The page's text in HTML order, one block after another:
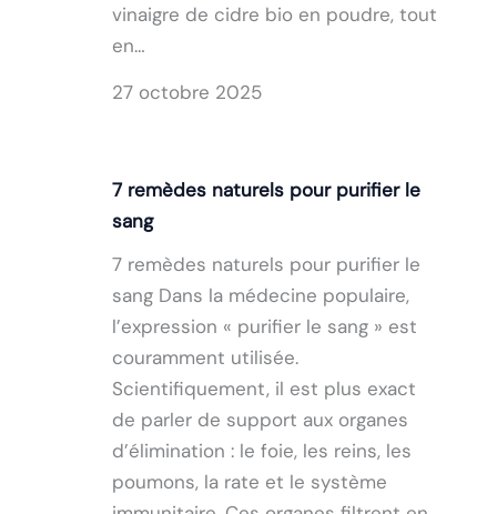
vinaigre de cidre bio en poudre, tout
en…
27 octobre 2025
7 remèdes naturels pour purifier le
sang
7 remèdes naturels pour purifier le
sang Dans la médecine populaire,
l’expression « purifier le sang » est
couramment utilisée.
Scientifiquement, il est plus exact
de parler de support aux organes
d’élimination : le foie, les reins, les
poumons, la rate et le système